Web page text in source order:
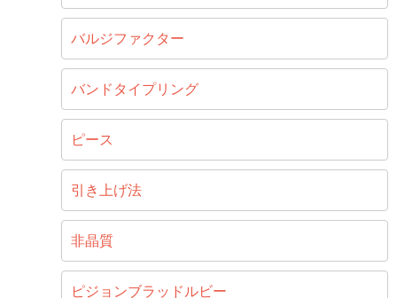
バルジファクター
バンドタイプリング
ピース
引き上げ法
非晶質
ピジョンブラッドルビー